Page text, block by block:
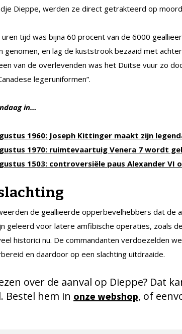
Dieppe, werden ze direct getrakteerd op
uren tijd was bijna 60 procent van de 6000
genomen, en lag de kuststrook bezaaid met
van de overlevenden was het Duitse vuur zo
legeruniformen”.
in…
1960: Joseph Kittinger maakt zijn
1970: ruimtevaartuig Venera 7 wordt
1503: controversiële paus Alexander VI
de geallieerde opperbevelhebbers dat de
geleerd voor latere amfibische operaties, zoals
historici nu. De commandanten verdoezelden
en daardoor op een slachting uitdraaide.
over de aanval op Dieppe? Dat
Bestel hem in onze webshop, of